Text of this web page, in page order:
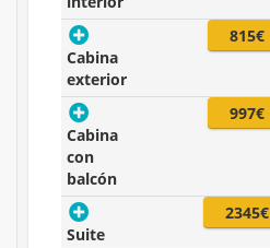
Cabina
exterior
815€
Cabina
con
balcón
997€
Suite
2345€